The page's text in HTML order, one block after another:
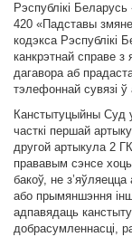
Рэспублікі
420 «Падставы
кодэкса
канкрэтнай справе
дагавора аб
тэлефоннай сувязі
Канстытуцыйны Суд
часткі першай
другой артыкула 2
прававым сэнсе хоць
бакоў, не
або прымяншэння
адпавядаць
добрасумленнасці,